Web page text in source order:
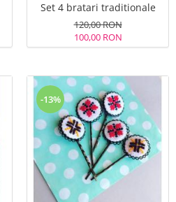
Set 4 bratari traditionale
120,00 RON
100,00 RON
-13%